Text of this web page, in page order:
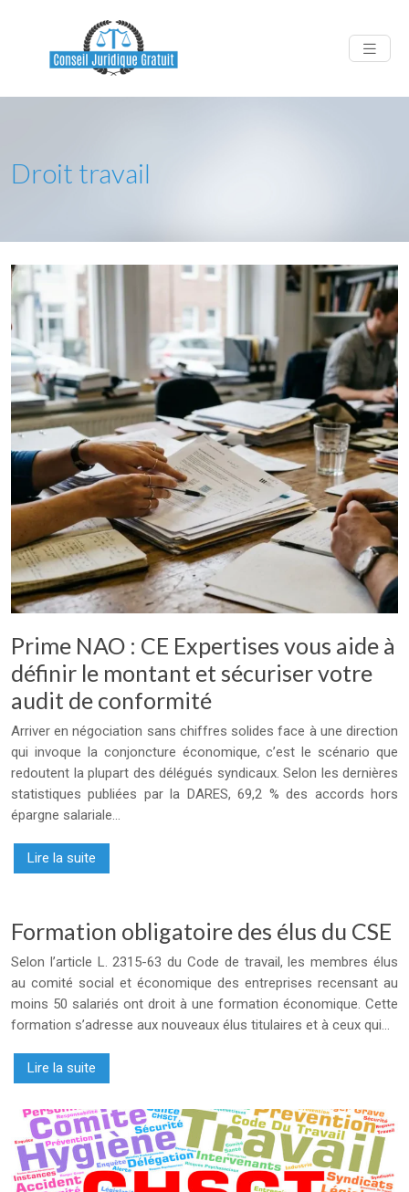
Droit travail
Prime NAO : CE Expertises vous aide à
définir le montant et sécuriser votre
audit de conformité
Arriver en négociation sans chiffres solides face à une direction
qui invoque la conjoncture économique, c’est le scénario que
redoutent la plupart des délégués syndicaux. Selon les dernières
statistiques publiées par la DARES, 69,2 % des accords hors
épargne salariale…
Lire la suite
Formation obligatoire des élus du CSE
Selon l’article L. 2315-63 du Code de travail, les membres élus
au comité social et économique des entreprises recensant au
moins 50 salariés ont droit à une formation économique. Cette
formation s’adresse aux nouveaux élus titulaires et à ceux qui…
Lire la suite